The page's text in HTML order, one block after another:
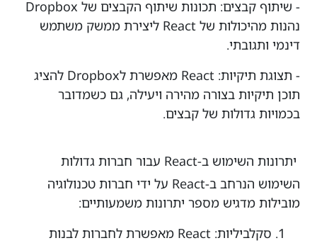
- שיתוף קבצים: תכונות שיתוף הקבצים של Dropbox
נהנות מהיכולות של React ליצירת ממשק משתמש
דינמי ותגובתי.
- תצוגת תיקיות: React מאפשרת לDropbox להציג
תוכן תיקיות בצורה מהירה ויעילה, גם כשמדובר
בכמויות גדולות של קבצים.
יתרונות השימוש ב-React עבור חברות גדולות
השימוש הנרחב ב-React על ידי חברות טכנולוגיה
מובילות מדגיש מספר יתרונות משמעותיים:
סקלביליות: React מאפשרת לחברות לבנות